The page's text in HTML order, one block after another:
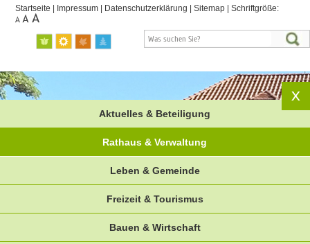
Startseite Impressum Datenschutzerklärung |Sitemap |Schriftgröße:
Aktuelles & Beteiligung
Rathaus & Verwaltung
Leben & Gemeinde
Freizeit & Tourismus
Bauen & Wirtschaft